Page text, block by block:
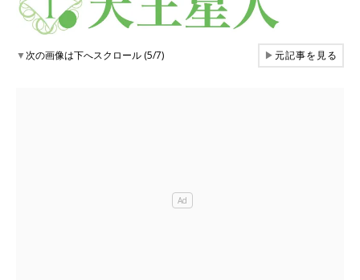
▼次の画像は下へスクロール (5/7) ▶元記事を見る